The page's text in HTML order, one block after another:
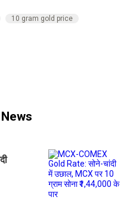
10 gram gold price